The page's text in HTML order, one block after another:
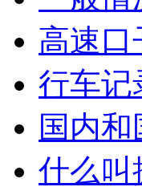
高速口
行车记
国内
什么叫